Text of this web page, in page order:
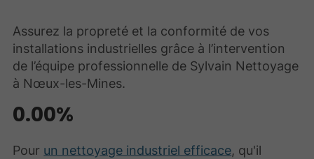
Assurez la propreté et la conformité de vos
installations industrielles grâce à l’intervention
de l’équipe professionnelle de Sylvain Nettoyage
à Nœux-les-Mines.
0.00%
Pour un nettoyage industriel efficace, qu'il